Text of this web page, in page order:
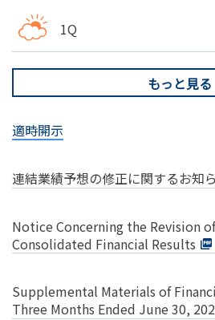
1Q
もっと見る
適時開示
連結業績予想の修正に関するお知
Notice Concerning the Revision
Consolidated Financial Results
Supplemental Materials of
Three Months Ended June 30,